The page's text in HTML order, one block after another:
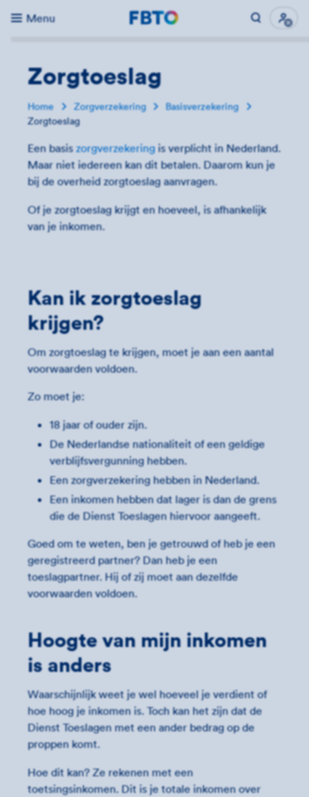
Menu
Direct naar...
Zorgtoeslag
Home Zorgverzekering
Basisverzekering
Zorgtoeslag
Een basiszorgverzekeringis verplicht in Nederland.
Maar niet iedereen kan dit betalen. Daarom kun je
bij de overheid zorgtoeslag aanvragen.
Of je zorgtoeslag krijgt en hoeveel, is afhankelijk
van je inkomen.
Kan ik zorgtoeslag
krijgen?
Om zorgtoeslag te krijgen, moet je aan een aantal
voorwaarden voldoen.
Zo moet je:
18 jaar of ouder zijn.
De Nederlandse nationaliteit of een geldige
verblijfsvergunning hebben.
Een zorgverzekering hebben in Nederland.
Een inkomen hebben dat lager is dan de grens
die de Dienst Toeslagen hiervoor aangeeft.
Goed om te weten, ben je getrouwd of heb je een
geregistreerd partner? Dan heb je een
toeslagpartner. Hij of zij moet aan dezelfde
voorwaarden voldoen.
Hoogte van mijn inkomen
is anders
Waarschijnlijk weet je wel hoeveel je verdient of
hoe hoog je inkomen is. Toch kan het zijn dat de
Dienst Toeslagen met een ander bedrag op de
proppen komt.
Hoe dit kan? Ze rekenen met een
toetsingsinkomen. Dit is je totale inkomen over